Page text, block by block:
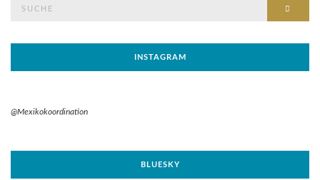
INSTAGRAM
@Mexikokoordination
BLUESKY